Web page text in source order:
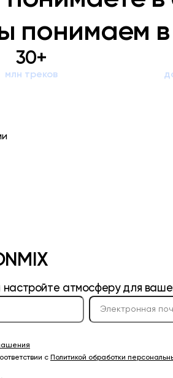
понимаем в
30+
млн треков
настройте атмосферу для
с Политикой обработки